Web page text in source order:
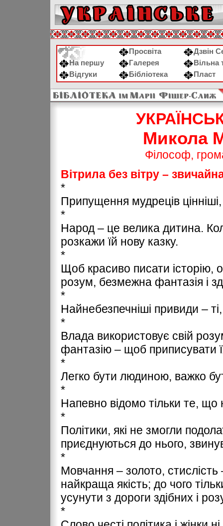
Просвіта
Дзвін
На першу
Галерея
Вільна
Відгуки
Бібліотека Пласт
Микола
Філософ,
Вітрила без вітру –
*
Припущення мудреців
*
Народ – це велика дитина.
розкажи їй нову казку.
*
Щоб красиво писати історію,
розум, безмежна фантазія і
*
Найнебезпечніші привиди –
*
Влада використовує свій
фантазію – щоб приписувати
*
Легко бути людиною, важко
*
Напевно відомо тільки те, що
*
Політики, які не змогли
приєднуються до нього,
*
Мовчання – золото,
найкраща якість; до чого
усунути з дороги здібних і
*